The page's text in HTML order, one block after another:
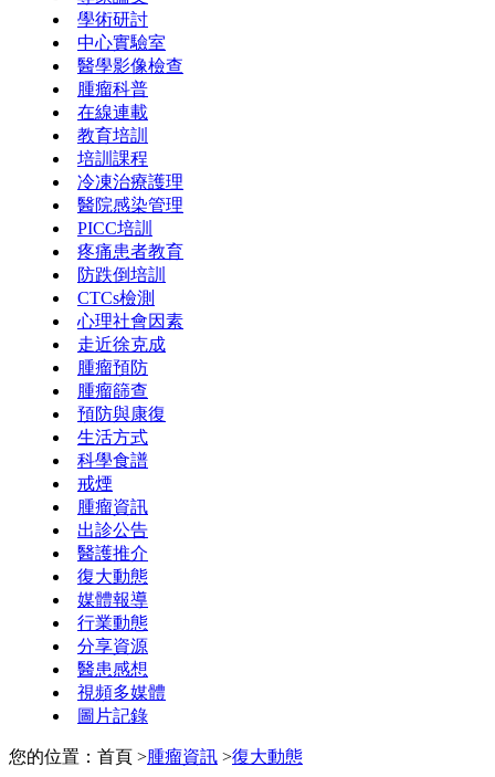
學術研討
中心實驗室
醫學影像檢查
腫瘤科普
在線連載
教育培訓
培訓課程
冷凍治療護理
醫院感染管理
PICC培訓
疼痛患者教育
防跌倒培訓
CTCs檢測
心理社會因素
走近徐克成
腫瘤預防
腫瘤篩查
預防與康復
生活方式
科學食譜
戒煙
腫瘤資訊
出診公告
醫護推介
復大動態
媒體報導
行業動態
分享資源
醫患感想
視頻多媒體
圖片記錄
您的位置：首頁 >腫瘤資訊 >復大動態